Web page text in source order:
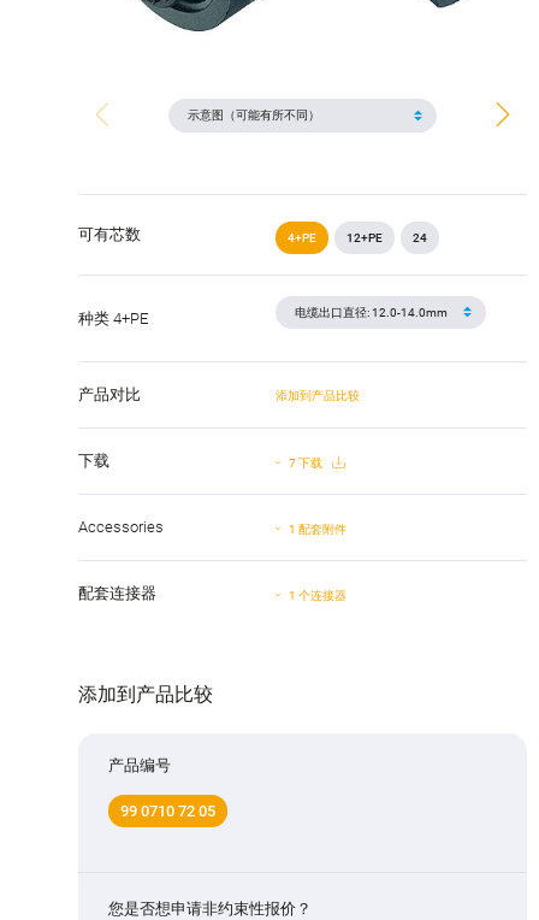
可有芯数 4+PE 12+PE 24
种类 4+PE
产品对比 添加到产品比较
下载 7 下载
Accessories 1 配套附件
配套连接器 1 个连接器
添加到产品比较
产品编号
99 0710 72 05
您是否想申请非约束性报价？